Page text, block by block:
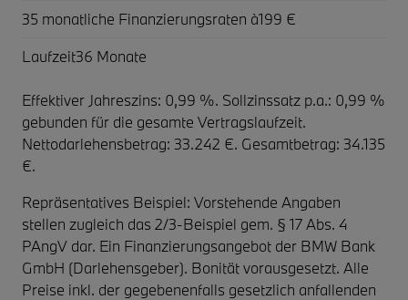
35 monatliche Finanzierungsraten à199 €
Laufzeit36 Monate
Effektiver Jahreszins: 0,99 %. Sollzinssatz p.a.: 0,99 %
gebunden für die gesamte Vertragslaufzeit.
Nettodarlehensbetrag: 33.242 €. Gesamtbetrag: 34.135
€.
Repräsentatives Beispiel: Vorstehende Angaben
stellen zugleich das 2/3-Beispiel gem. § 17 Abs. 4
PAngV dar. Ein Finanzierungsangebot der BMW Bank
GmbH (Darlehensgeber). Bonität vorausgesetzt. Alle
Preise inkl. der gegebenenfalls gesetzlich anfallenden